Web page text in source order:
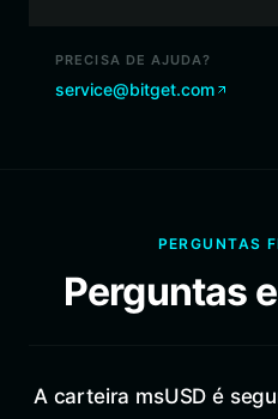
PRECISA DE AJUDA?
service@bitget.com
PERGUNTAS
Perguntas
A carteira msUSD é